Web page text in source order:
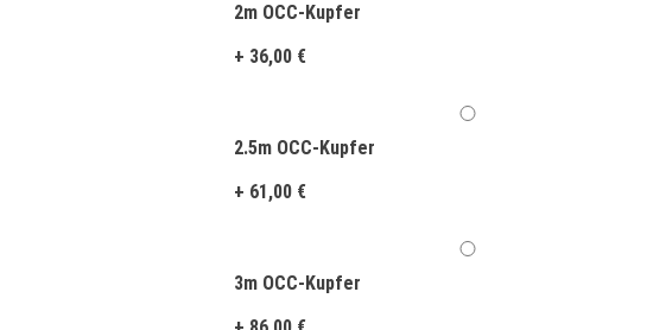
2m OCC-Kupfer
+ 36,00 €
2.5m OCC-Kupfer
+ 61,00 €
3m OCC-Kupfer